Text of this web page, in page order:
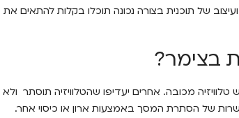
של תוכנית בצורה נכונה תוכלו בקלות להתאים את
בצימר?
טלוויזיה מכובה. אחרים יעדיפו שהטלוויזיה תוסתר ולא
של הסתרת המסך באמצעות ארון או כיסוי אחר.